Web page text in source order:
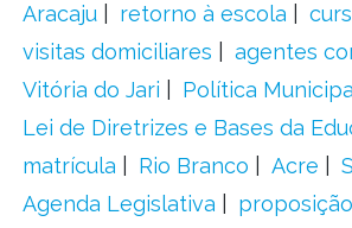
Aracaju
retorno à escola
visitas domiciliares
agentes
Vitória do Jari
Política
Lei de Diretrizes e Bases da
matrícula
Rio Branco Acre
Agenda Legislativa